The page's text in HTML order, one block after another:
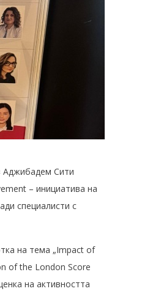
Аджибадем Сити
– инициатива на
специалисти с
на тема „Impact of
of the London Score
на активността